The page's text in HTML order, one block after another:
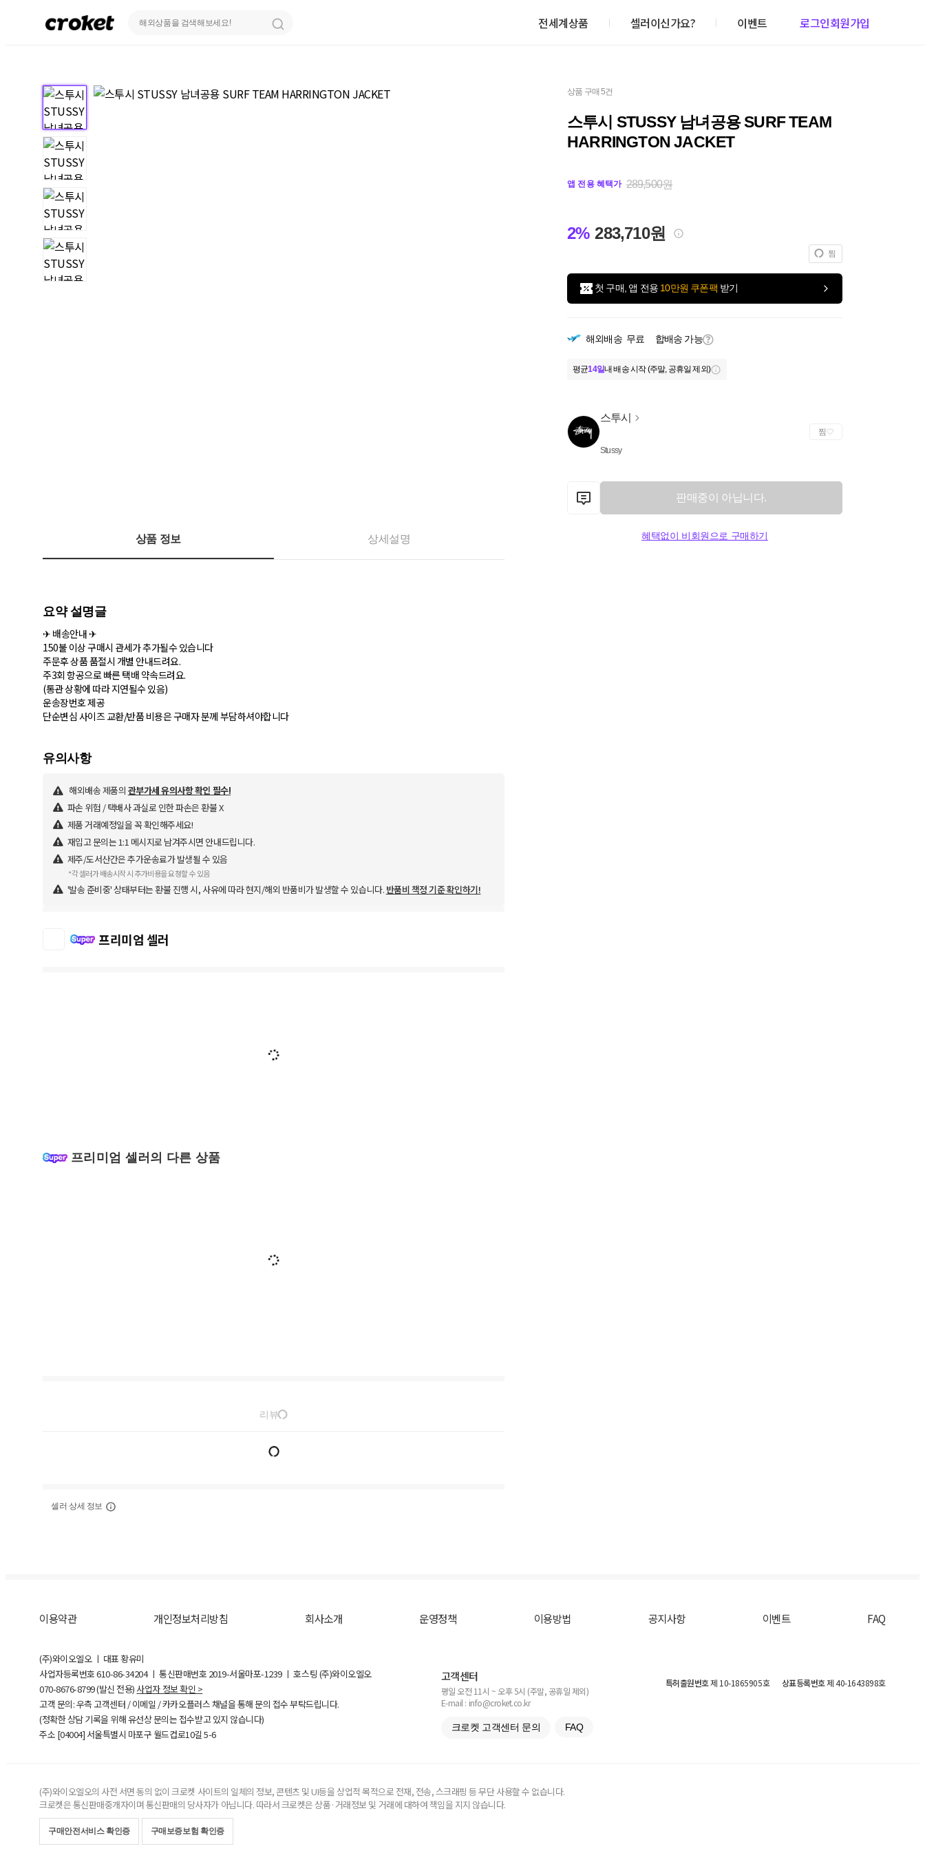
전세계상품 셀러이신가요? 이벤트 로그인회원가입
상품 구매 5건
스투시 STUSSY 남녀공용 SURF TEAM
HARRINGTON JACKET
앱 전용 혜택가 289,500원
2% 283,710원
찜
첫 구매, 앱 전용 10만원 쿠폰팩 받기
해외배송 무료 합배송 가능
평균14일내 배송 시작 (주말, 공휴일 제외)
스투시
Stussy
찜
판매중이 아닙니다.
혜택없이 비회원으로 구매하기
상품 정보 상세설명
요약 설명글
✈ 배송안내 ✈
150불 이상 구매시 관세가 추가될수 있습니다
주문후 상품 품절시 개별 안내드려요.
주3회 항공으로 빠른 택배 약속드려요.
(통관 상황에 따라 지연될수 있음)
운송장번호 제공
단순변심 사이즈 교환/반품 비용은 구매자 분께 부담하셔야합니다
유의사항
해외배송 제품의 관부가세 유의사항 확인 필수!
파손 위험 / 택배사 과실로 인한 파손은 환불 X
제품 거래예정일을 꼭 확인해주세요!
재입고 문의는 1:1 메시지로 남겨주시면 안내드립니다.
제주/도서산간은 추가운송료가 발생될 수 있음
*각 셀러가 배송시작 시 추가비용을 요청할 수 있음
'발송 준비중' 상태부터는 환불 진행 시, 사유에 따라 현지/해외 반품비가 발생할 수 있습니다. 반품비 책정 기준 확인하기!
프리미엄 셀러
프리미엄 셀러의 다른 상품
리뷰
셀러 상세 정보
이용약관 개인정보처리방침 회사소개 운영정책 이용방법 공지사항 이벤트 FAQ
(주)와이오엘오 ㅣ 대표 황유미
사업자등록번호610-86-34204ㅣ 통신판매번호 2019-서울마포-1239 ㅣ 호스팅 (주)와이오엘오
070-8676-8799 (발신 전용) 사업자 정보 확인 >
고객 문의: 우측 고객센터 / 이메일 / 카카오플러스 채널을 통해 문의 접수 부탁드립니다.
(정확한 상담 기록을 위해 유선상 문의는 접수받고 있지 않습니다)
주소 [04004] 서울특별시 마포구 월드컵로10길5-6
고객센터
평일 오전 11시 ~ 오후 5시 (주말, 공휴일 제외)
E-mail : info@croket.co.kr
크로켓 고객센터 문의 FAQ
특허출원번호제 10-1865905호 상표등록번호제 40-1643898호
(주)와이오엘오의 사전 서면 동의 없이 크로켓 사이트의 일체의 정보, 콘텐츠 및 UI등을 상업적 목적으로 전재, 전송, 스크래핑 등 무단 사용할 수 없습니다.
크로켓은 통신판매중개자이며 통신판매의 당사자가 아닙니다. 따라서 크로켓은 상품·거래정보 및 거래에 대하여 책임을 지지 않습니다.
구매안전서비스 확인증 구매보증보험 확인증